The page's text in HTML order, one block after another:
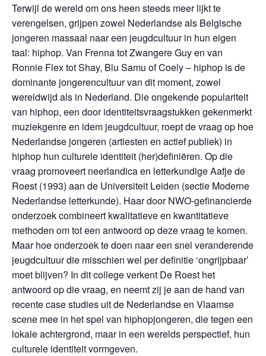
Terwijl de wereld om ons heen steeds meer lijkt te
verengelsen, grijpen zowel Nederlandse als Belgische
jongeren massaal naar een jeugdcultuur in hun eigen
taal: hiphop. Van Frenna tot Zwangere Guy en van
Ronnie Flex tot Shay, Blu Samu of Coely – hiphop is de
dominante jongerencultuur van dit moment, zowel
wereldwijd als in Nederland. Die ongekende populariteit
van hiphop, een door identiteitsvraagstukken gekenmerkt
muziekgenre en idem jeugdcultuur, roept de vraag op hoe
Nederlandse jongeren (artiesten en actief publiek) in
hiphop hun culturele identiteit (her)definiëren. Op die
vraag promoveert neerlandica en letterkundige Aafje de
Roest (1993) aan de Universiteit Leiden (sectie Moderne
Nederlandse letterkunde). Haar door NWO-gefinancierde
onderzoek combineert kwalitatieve en kwantitatieve
methoden om tot een antwoord op deze vraag te komen.
Maar hoe onderzoek te doen naar een snel veranderende
jeugdcultuur die misschien wel per definitie ‘ongrijpbaar’
moet blijven? In dit college verkent De Roest het
antwoord op die vraag, en neemt zij je aan de hand van
recente case studies uit de Nederlandse en Vlaamse
scene mee in het spel van hiphopjongeren, die tegen een
lokale achtergrond, maar in een werelds perspectief, hun
culturele identiteit vormgeven.